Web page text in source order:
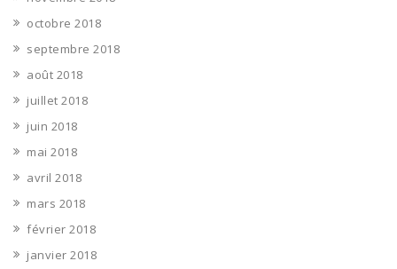
octobre 2018
septembre 2018
août 2018
juillet 2018
juin 2018
mai 2018
avril 2018
mars 2018
février 2018
janvier 2018